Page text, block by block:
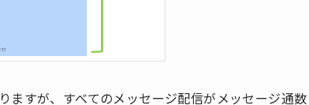
ますが、すべてのメッセージ配信がメッセージ通数